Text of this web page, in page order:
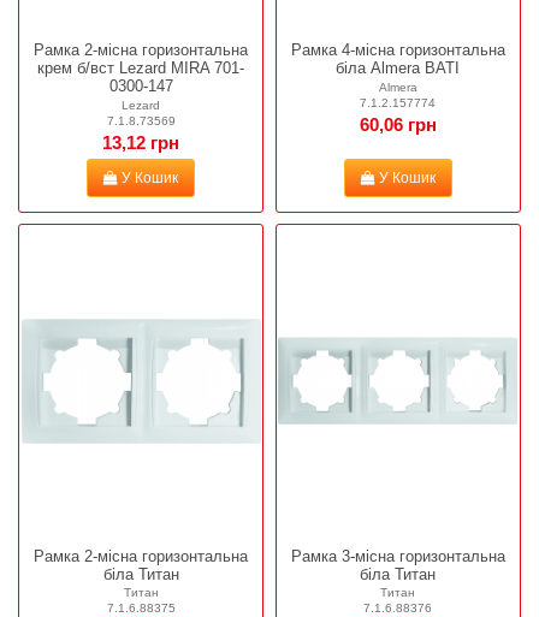
Рамка 2-місна горизонтальна
крем б/вст Lezard MIRA 701-
0300-147
Lezard
7.1.8.73569
13,12 грн
У Кошик
Рамка 4-місна горизонтальна
біла Almera BATI
Almera
7.1.2.157774
60,06 грн
У Кошик
Рамка 2-місна горизонтальна
біла Титан
Титан
7.1.6.88375
Рамка 3-місна горизонтальна
біла Титан
Титан
7.1.6.88376